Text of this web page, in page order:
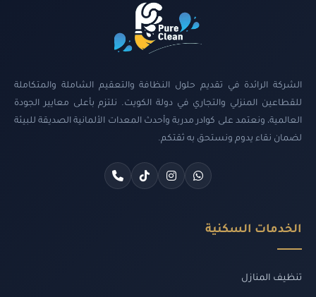
الشركة الرائدة في تقديم حلول النظافة والتعقيم الشاملة والمتكاملة
للقطاعين المنزلي والتجاري في دولة الكويت. نلتزم بأعلى معايير الجودة
العالمية، ونعتمد على كوادر مدربة وأحدث المعدات الألمانية الصديقة للبيئة
لضمان نقاء يدوم ونستحق به ثقتكم.
الخدمات السكنية
تنظيف المنازل